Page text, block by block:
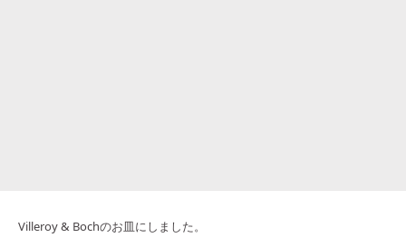
Villeroy & Bochのお皿にしました。